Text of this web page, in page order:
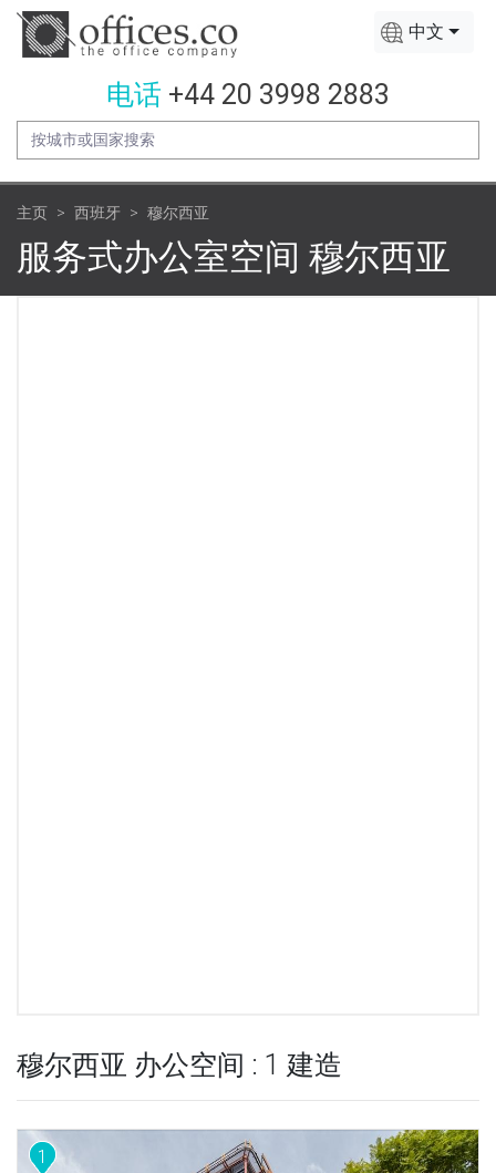
中文
电话 +44 20 3998 2883
主页 西班牙 穆尔西亚
服务式办公室空间 穆尔西亚
穆尔西亚 办公空间 : 1 建造
1